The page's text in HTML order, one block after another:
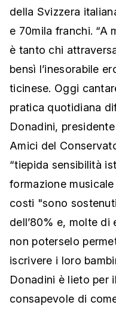
della Svizzera
e 70mila franchi. “A
è tanto chi
bensì l’inesorabile
ticinese. Oggi
pratica quotidiana
Donadini,
Amici del
“tiepida sensibilità
formazione
costi "sono
dell’80% e, molte
non poterselo
iscrivere i loro
Donadini è lieto per
consapevole di